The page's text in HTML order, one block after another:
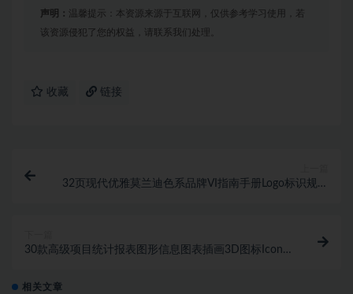
声明： 温馨提示：本资源来源于互联网，仅供参考学习使用，若
该资源侵犯了您的权益，请联系我们处理。
收藏 链接
32页现代优雅莫兰迪色系品牌VI指南手册Logo标识规范
30款高级项目统计报表图形信息图表插画3D图标Icons
相关文章